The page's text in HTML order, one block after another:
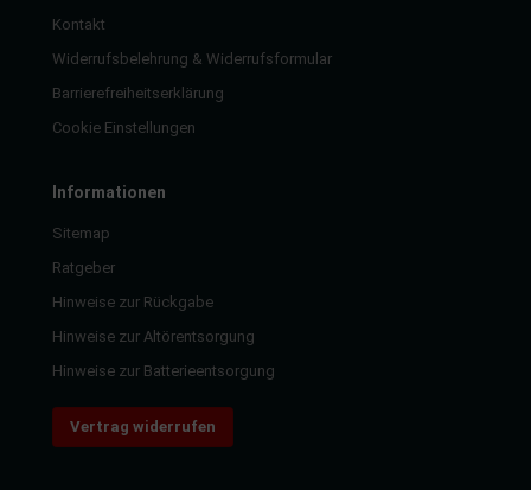
Kontakt
Widerrufsbelehrung & Widerrufsformular
Barrierefreiheitserklärung
Cookie Einstellungen
Informationen
Sitemap
Ratgeber
Hinweise zur Rückgabe
Hinweise zur Altörentsorgung
Hinweise zur Batterieentsorgung
Vertrag widerrufen